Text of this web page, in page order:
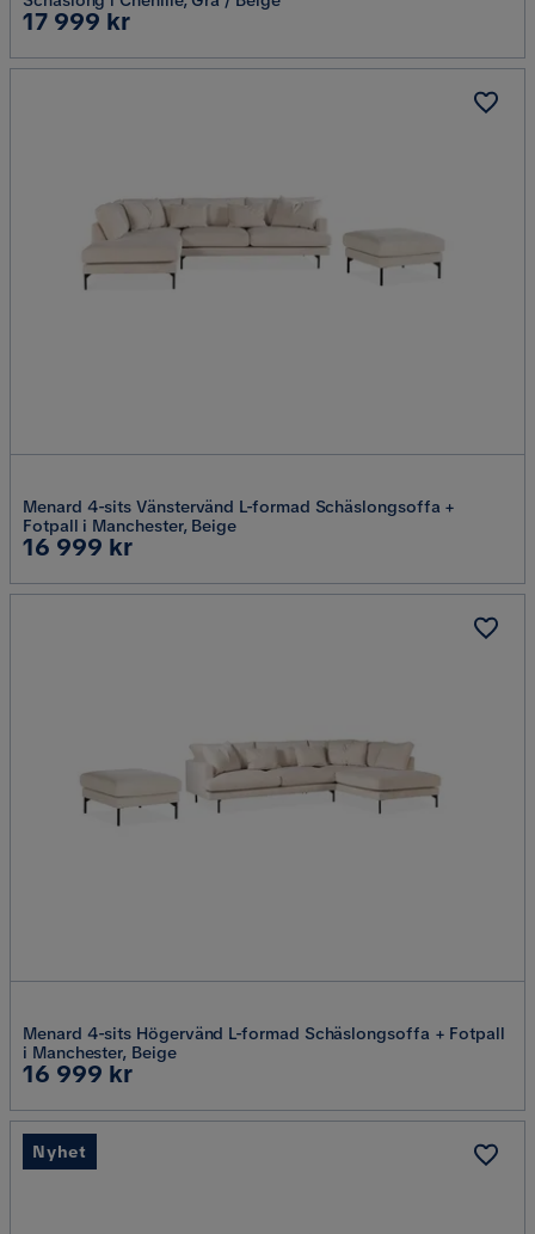
Pris
17 999 kr
Menard 4-sits Vänstervänd L-formad Schäslongsoffa +
Fotpall i Manchester, Beige
Pris
16 999 kr
Menard 4-sits Högervänd L-formad Schäslongsoffa + Fotpall
i Manchester, Beige
Pris
16 999 kr
Nyhet